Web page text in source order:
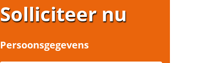
Solliciteer nu
Persoonsgegevens